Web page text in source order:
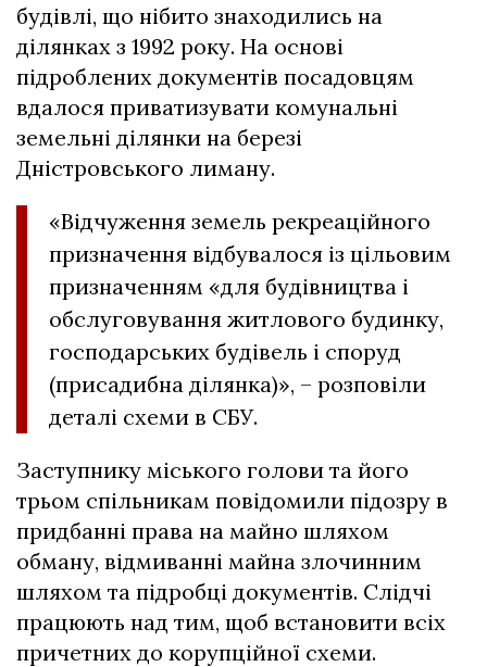
будівлі, що нібито знаходились на
ділянках з 1992 року. На основі
підроблених документів посадовцям
вдалося приватизувати комунальні
земельні ділянки на березі
Дністровського лиману.
«Відчуження земель рекреаційного
призначення відбувалося із цільовим
призначенням «для будівництва і
обслуговування житлового будинку,
господарських будівель і споруд
(присадибна ділянка)», – розповіли
деталі схеми в СБУ.
Заступнику міського голови та його
трьом спільникам повідомили підозру в
придбанні права на майно шляхом
обману, відмиванні майна злочинним
шляхом та підробці документів. Слідчі
працюють над тим, щоб встановити всіх
причетних до корупційної схеми.